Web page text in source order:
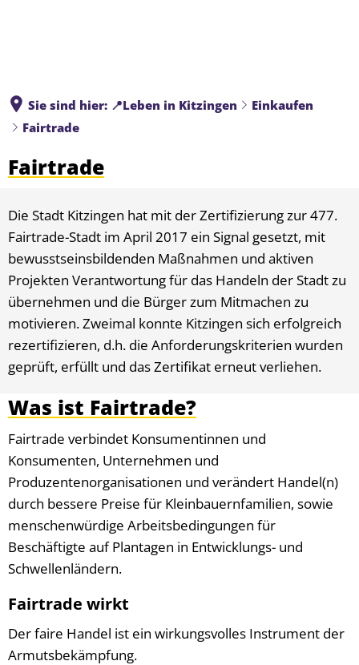
Sie sind hier: 📍Leben in Kitzingen
Einkaufen
Fairtrade
Fairtrade
Die Stadt Kitzingen hat mit der Zertifizierung zur 477.
Fairtrade-Stadt im April 2017 ein Signal gesetzt, mit
bewusstseinsbildenden Maßnahmen und aktiven
Projekten Verantwortung für das Handeln der Stadt zu
übernehmen und die Bürger zum Mitmachen zu
motivieren. Zweimal konnte Kitzingen sich erfolgreich
rezertifizieren, d.h. die Anforderungskriterien wurden
geprüft, erfüllt und das Zertifikat erneut verliehen.
Was ist Fairtrade?
Fairtrade verbindet Konsumentinnen und
Konsumenten, Unternehmen und
Produzentenorganisationen und verändert Handel(n)
durch bessere Preise für Kleinbauernfamilien, sowie
menschenwürdige Arbeitsbedingungen für
Beschäftigte auf Plantagen in Entwicklungs- und
Schwellenländern.
Fairtrade wirkt
Der faire Handel ist ein wirkungsvolles Instrument der
Armutsbekämpfung.